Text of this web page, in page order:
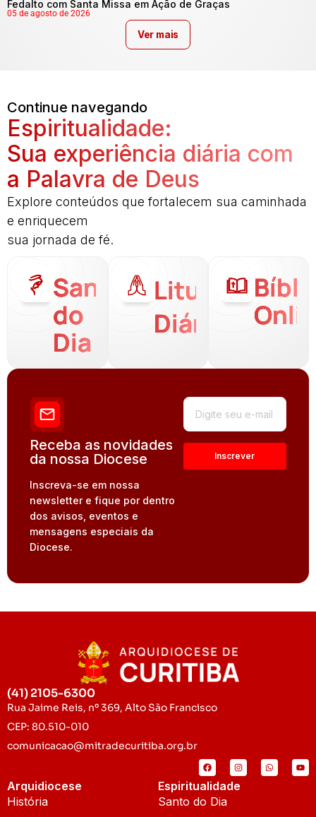
Fedalto com Santa Missa em Ação de Graças
05 de agosto de 2026
Ver mais
Continue navegando
Espiritualidade:
Sua experiência diária com
a Palavra de Deus
Explore conteúdos que fortalecem sua caminhada
e enriquecem
sua jornada de fé.
Santo
do
Dia
Liturgia
Diária
Receba as novidades
da nossa Diocese
Inscreva-se em nossa
newsletter e fique por dentro
dos avisos, eventos e
mensagens especiais da
Diocese.
(41) 2105-6300
Rua Jaime Reis, nº 369, Alto São Francisco
CEP: 80.510-010
comunicacao@mitradecuritiba.org.br
Arquidiocese
História
Espiritualidade
Santo do Dia